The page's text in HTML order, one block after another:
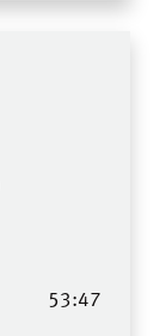
53:47